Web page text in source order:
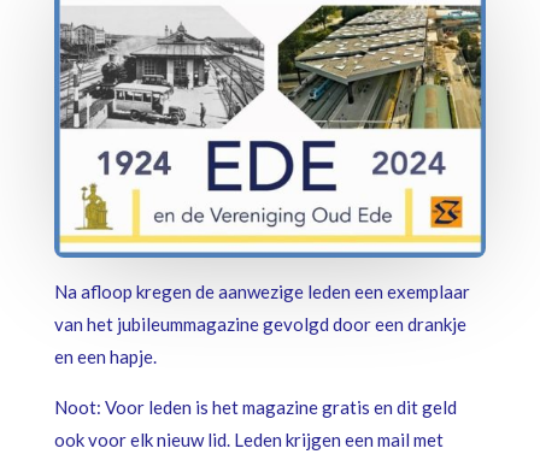
Na afloop kregen de aanwezige leden een exemplaar
van het jubileummagazine gevolgd door een drankje
en een hapje.
Noot: Voor leden is het magazine gratis en dit geld
ook voor elk nieuw lid. Leden krijgen een mail met